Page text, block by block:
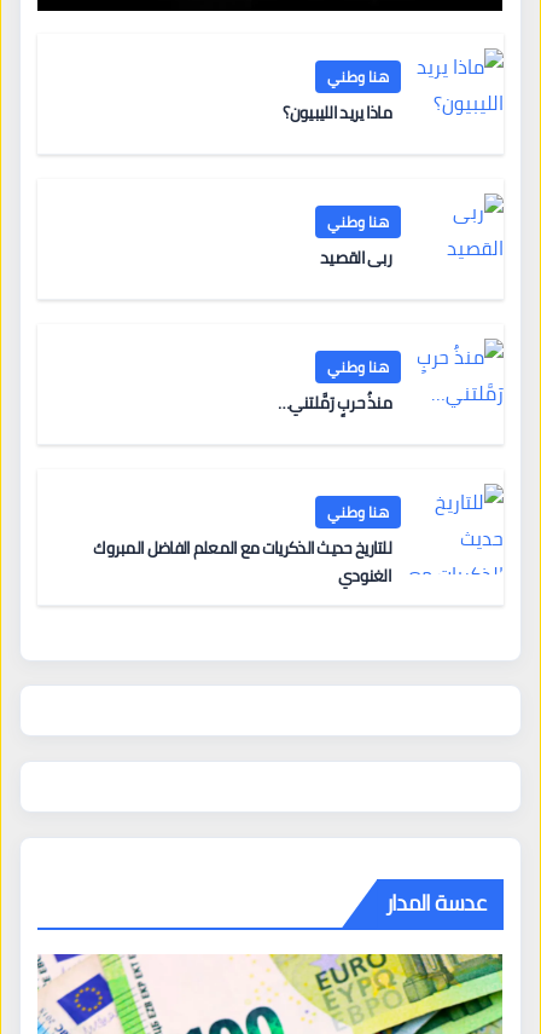
هنا وطني
ماذا يريد الليبيون؟
هنا وطني
ربى القصيد
هنا وطني
منذُ حربٍ رَمَّلتني…
هنا وطني
للتاريخ حديث الذكريات مع المعلم الفاضل المبروك
الغنودي
عدسة المدار